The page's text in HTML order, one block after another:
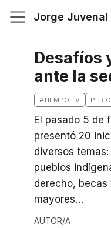
Jorge Juvenal
Desafíos
ante la
ATIEMPO.TV
El pasado 5 de
presentó 20
diversos
pueblos
derecho, becas
mayores…
AUTOR/A